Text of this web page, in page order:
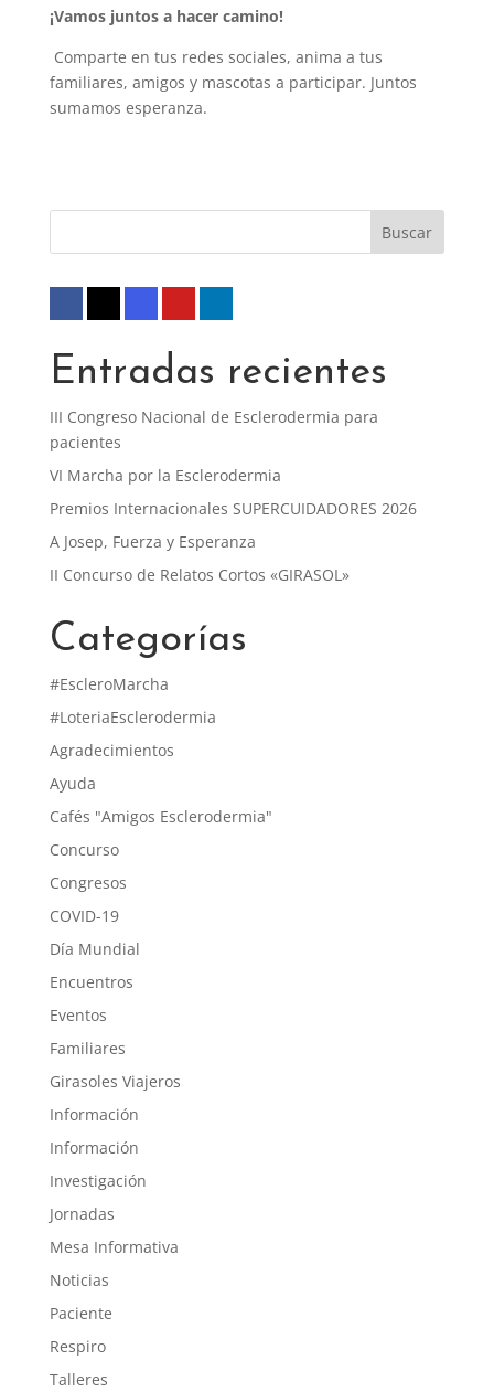
¡Vamos juntos a hacer camino!
Comparte en tus redes sociales, anima a tus
familiares, amigos y mascotas a participar. Juntos
sumamos esperanza.
Entradas recientes
III Congreso Nacional de Esclerodermia para
pacientes
VI Marcha por la Esclerodermia
Premios Internacionales SUPERCUIDADORES 2026
A Josep, Fuerza y Esperanza
II Concurso de Relatos Cortos «GIRASOL»
Categorías
#EscleroMarcha
#LoteriaEsclerodermia
Agradecimientos
Ayuda
Cafés "Amigos Esclerodermia"
Concurso
Congresos
COVID-19
Día Mundial
Encuentros
Eventos
Familiares
Girasoles Viajeros
Información
Información
Investigación
Jornadas
Mesa Informativa
Noticias
Paciente
Respiro
Talleres